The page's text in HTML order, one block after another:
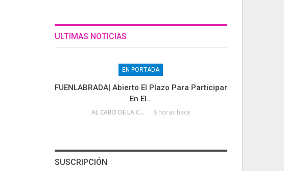
ULTIMAS NOTICIAS
EN PORTADA
FUENLABRADA| Abierto El Plazo Para Participar
En El…
AL CABO DE LA CALLE 8 horas hace
SUSCRIPCIÓN